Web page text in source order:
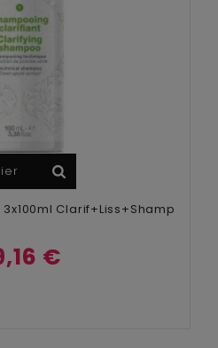
3x100ml Clarif+Liss+Shamp
€